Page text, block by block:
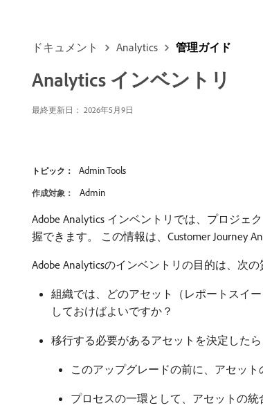
ドキュメント Analytics 管理ガイド
Analytics インベントリ
最終更新日： 2026年5月9日
トピック： Admin Tools
作成対象： Admin
Adobe Analytics インベントリでは、プロジェ
握できます。 この情報は、Customer Journey
Adobe Analyticsのインベントリの目的は、次の
組織では、どのアセット（レポートスイ
しておけばよいですか？
移行する必要があるアセットを決定したら
このアップグレードの前に、アセッ
プロセスの一環として、アセットの